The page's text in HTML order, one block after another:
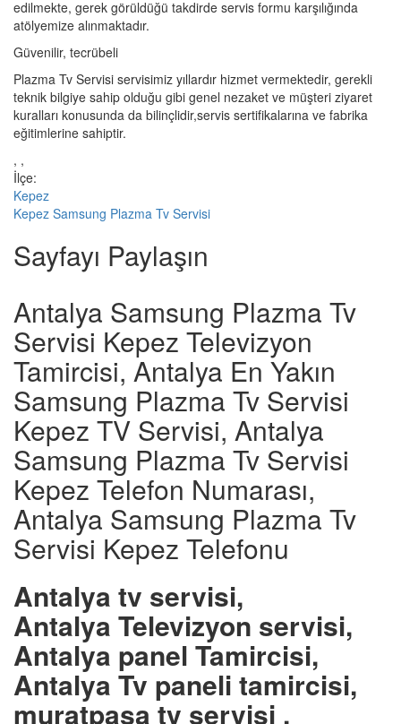
edilmekte, gerek görüldüğü takdirde servis formu karşılığında
atölyemize alınmaktadır.
Güvenilir, tecrübeli
Plazma Tv Servisi servisimiz yıllardır hizmet vermektedir, gerekli
teknik bilgiye sahip olduğu gibi genel nezaket ve müşteri ziyaret
kuralları konusunda da bilinçlidir,servis sertifikalarına ve fabrika
eğitimlerine sahiptir.
, ,
İlçe:
Kepez
Kepez Samsung Plazma Tv Servisi
Sayfayı Paylaşın
Antalya Samsung Plazma Tv
Servisi Kepez Televizyon
Tamircisi, Antalya En Yakın
Samsung Plazma Tv Servisi
Kepez TV Servisi, Antalya
Samsung Plazma Tv Servisi
Kepez Telefon Numarası,
Antalya Samsung Plazma Tv
Servisi Kepez Telefonu
Antalya tv servisi,
Antalya Televizyon servisi,
Antalya panel Tamircisi,
Antalya Tv paneli tamircisi,
muratpaşa tv servisi ,